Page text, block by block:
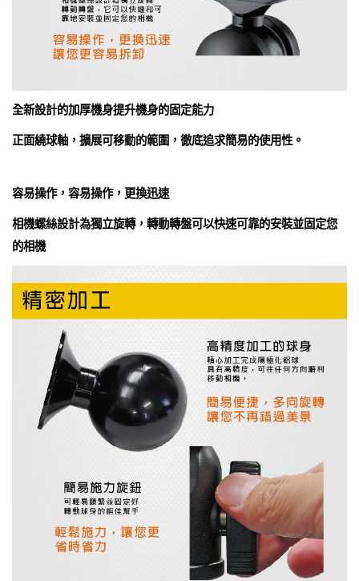
全新設計的加厚機身提升機身的固定能力
正面繞球軸，擴展可移動的範圍，徹底追求簡易的使用性。
容易操作，容易操作，更換迅速
相機螺絲設計為獨立旋轉，轉動轉盤可以快速可靠的安裝並固定您
的相機